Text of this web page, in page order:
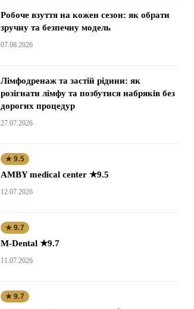
Робоче взуття на кожен сезон: як обрати
зручну та безпечну модель
07.08.2026
Лімфодренаж та застій рідини: як
розігнати лімфу та позбутися набряків без
дорогих процедур
27.07.2026
★ 9.5
AMBY medical center ★9.5
12.07.2026
★ 9.7
M-Dental ★9.7
11.07.2026
★ 9.7